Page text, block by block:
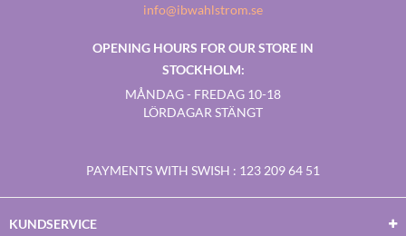
info@ibwahlstrom.se
OPENING HOURS FOR OUR STORE IN
STOCKHOLM:
MÅNDAG - FREDAG 10-18
LÖRDAGAR STÄNGT
PAYMENTS WITH SWISH : 123 209 64 51
KUNDSERVICE